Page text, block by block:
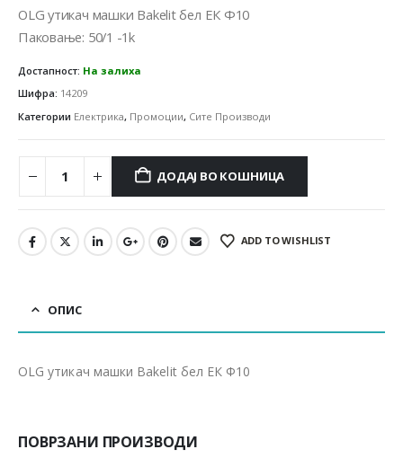
was:
75.00 ден.
is:
OLG утикач машки Bakelit бел ЕК Ф10
Паковање: 50/1 -1k
Достапност: На залиха
Шифра: 14209
Категории Електрика, Промоции, Сите Производи
ДОДАЈ ВО КОШНИЦА
ADD TO WISHLIST
ОПИС
OLG утикач машки Bakelit бел ЕК Ф10
ПОВРЗАНИ ПРОИЗВОДИ